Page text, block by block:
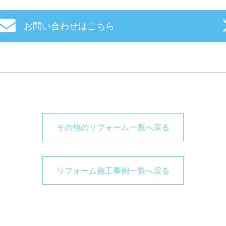
お問い合わせはこちら
その他のリフォーム一覧へ戻る
リフォーム施工事例一覧へ戻る